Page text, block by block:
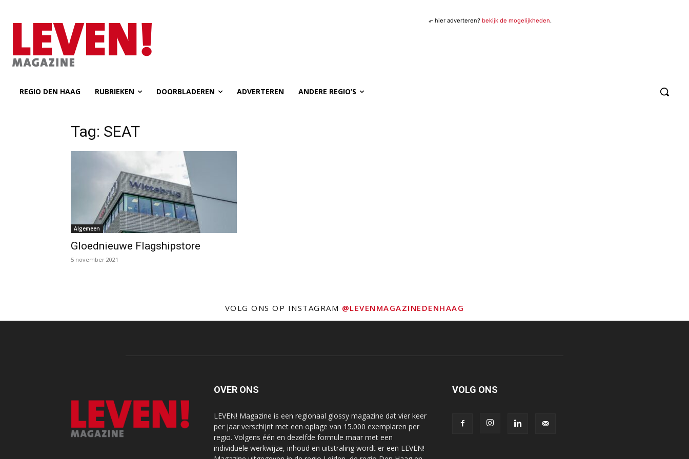
⬐ hier adverteren? bekijk de mogelijkheden.
REGIO DEN HAAG RUBRIEKEN DOORBLADEREN ADVERTEREN ANDERE REGIO’S
Tag: SEAT
Algemeen
Gloednieuwe Flagshipstore
5 november 2021
VOLG ONS OP INSTAGRAM @LEVENMAGAZINEDENHAAG
OVER ONS
LEVEN! Magazine is een regionaal glossy magazine dat vier keer
per jaar verschijnt met een oplage van 15.000 exemplaren per
regio. Volgens één en dezelfde formule maar met een
individuele werkwijze, inhoud en uitstraling wordt er een LEVEN!
VOLG ONS